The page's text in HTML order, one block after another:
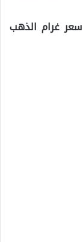
سعر غرام الذهب